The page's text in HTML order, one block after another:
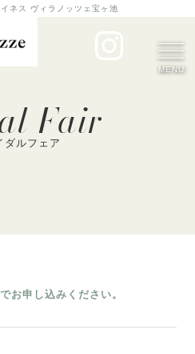
ネス ヴィラノッツェ宝ヶ池
MENU
Fair
ダルフェア
お申し込みください。